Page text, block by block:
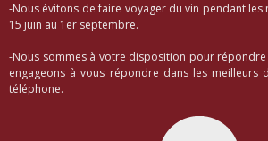
-Nous évitons de faire voyager du vin pendant les
15 juin au 1er septembre.
-Nous sommes à votre disposition pour
engageons à vous répondre dans les meilleurs
téléphone.